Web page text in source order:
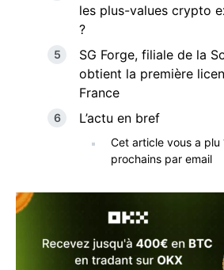
les plus-values crypto
?
SG Forge, filiale de la
obtient la première
France
L’actu en bref
Cet article vous a plu
prochains par email